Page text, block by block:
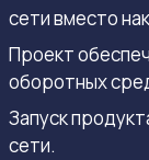
сети вместо
Проект
оборотных
Запуск
сети.